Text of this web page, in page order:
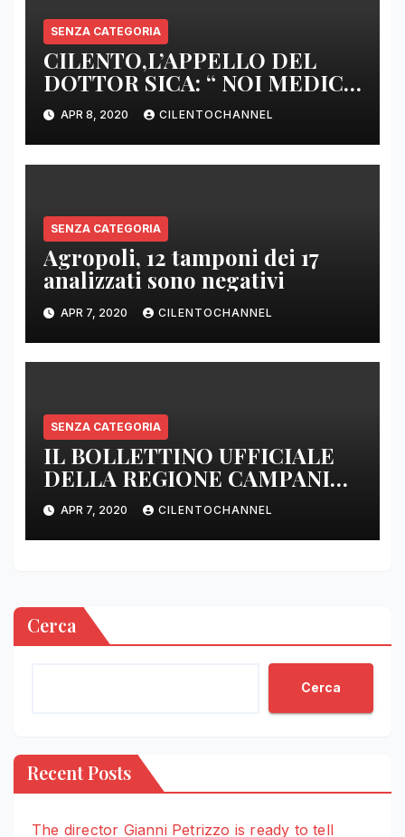
SENZA CATEGORIA
CILENTO,L’APPELLO DEL
DOTTOR SICA: “ NOI MEDICI
DI BASE SIAMO SENZA ARMI
E SENZA PRESIDI”
APR 8, 2020 CILENTOCHANNEL
SENZA CATEGORIA
Agropoli, 12 tamponi dei 17
analizzati sono negativi
APR 7, 2020 CILENTOCHANNEL
SENZA CATEGORIA
IL BOLLETTINO UFFICIALE
DELLA REGIONE CAMPANIA
DELLE ORE 22.00
APR 7, 2020 CILENTOCHANNEL
Cerca
Cerca
Recent Posts
The director Gianni Petrizzo is ready to tell